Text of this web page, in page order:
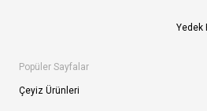
Yedek
Popüler Sayfalar
Çeyiz Ürünleri